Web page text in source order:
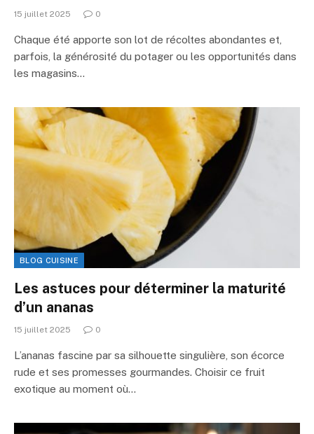
15 juillet 2025 0
Chaque été apporte son lot de récoltes abondantes et,
parfois, la générosité du potager ou les opportunités dans
les magasins…
BLOG CUISINE
Les astuces pour déterminer la maturité
d’un ananas
15 juillet 2025 0
L’ananas fascine par sa silhouette singulière, son écorce
rude et ses promesses gourmandes. Choisir ce fruit
exotique au moment où…